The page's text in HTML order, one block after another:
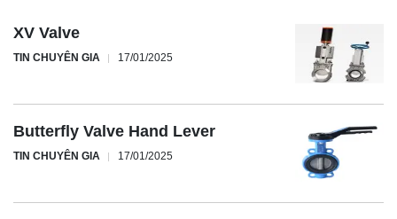
XV Valve
TIN CHUYÊN GIA 17/01/2025
Butterfly Valve Hand Lever
TIN CHUYÊN GIA 17/01/2025